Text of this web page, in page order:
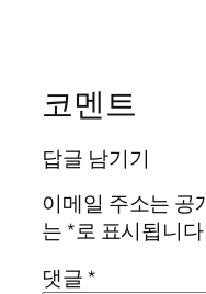
코멘트
답글 남기기
이메일 주소는 공
는*로 표시됩니다
댓글*